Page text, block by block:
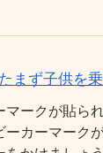
まず子供を
ークが貼ら
ーカーマーク